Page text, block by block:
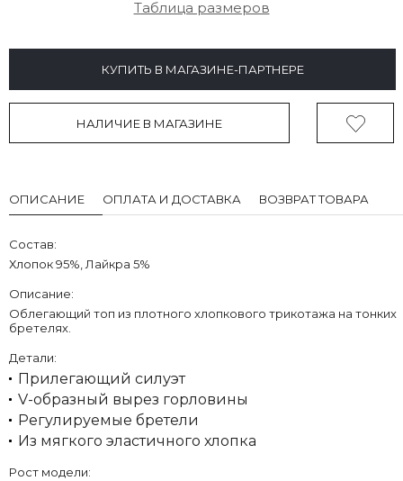
Таблица размеров
КУПИТЬ В МАГАЗИНЕ-ПАРТНЕРЕ
НАЛИЧИЕ В МАГАЗИНЕ
ОПИСАНИЕ ОПЛАТА И ДОСТАВКА ВОЗВРАТ ТОВАРА
Состав:
Хлопок 95%, Лайкра 5%
Описание:
Облегающий топ из плотного хлопкового трикотажа на тонких
бретелях.
Детали:
Прилегающий силуэт
V-образный вырез горловины
Регулируемые бретели
Из мягкого эластичного хлопка
Рост модели: